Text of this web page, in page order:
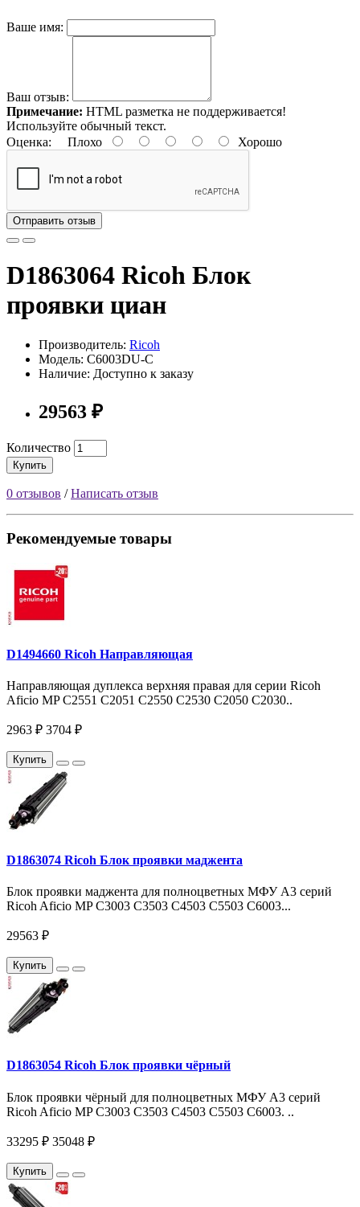
Ваше имя:
Ваш отзыв:
Примечание: HTML разметка не поддерживается!
Используйте обычный текст.
Оценка: Плохо Хорошо
Отправить отзыв
D1863064 Ricoh Блок
проявки циан
Производитель: Ricoh
Модель: C6003DU-C
Наличие: Доступно к заказу
29563 ₽
Количество
Купить
0 отзывов /Написать отзыв
Рекомендуемые товары
D1494660 Ricoh Направляющая
Направляющая дуплекса верхняя правая для серии Ricoh
Aficio MP С2551 С2051 C2550 C2530 C2050 C2030..
2963 ₽ 3704 ₽
Купить
D1863074 Ricoh Блок проявки маджента
Блок проявки маджента для полноцветных МФУ A3 серий
Ricoh Aficio MP C3003 C3503 C4503 C5503 C6003...
29563 ₽
Купить
D1863054 Ricoh Блок проявки чёрный
Блок проявки чёрный для полноцветных МФУ A3 серий
Ricoh Aficio MP C3003 C3503 C4503 C5503 C6003. ..
33295 ₽ 35048 ₽
Купить